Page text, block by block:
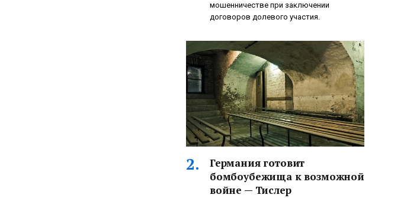
мошенничестве при заключении
договоров долевого участия.
Германия готовит
бомбоубежища к возможной
войне — Тислер